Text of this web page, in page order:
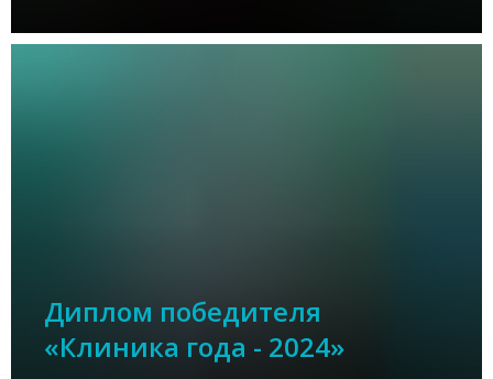
Диплом победителя
«Клиника года - 2024»